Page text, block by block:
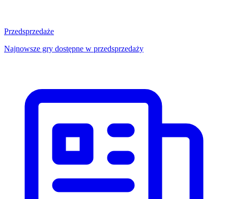
Przedsprzedaże
Najnowsze gry dostępne w przedsprzedaży